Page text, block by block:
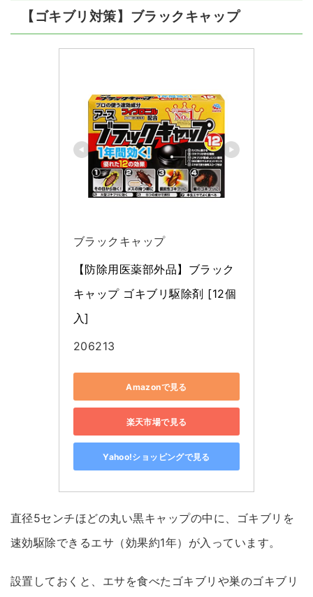
【ゴキブリ対策】ブラックキャップ
ブラックキャップ
【防除用医薬部外品】ブラック
キャップ ゴキブリ駆除剤 [12個
入]
206213
Amazonで見る
楽天市場で見る
Yahoo!ショッピングで見る
直径5センチほどの丸い黒キャップの中に、ゴキブリを
速効駆除できるエサ（効果約1年）が入っています。
設置しておくと、エサを食べたゴキブリや巣のゴキブリ